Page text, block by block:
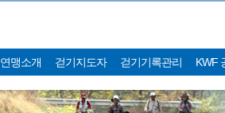
연맹소개 걷기지도자 걷기기록관리 KWF